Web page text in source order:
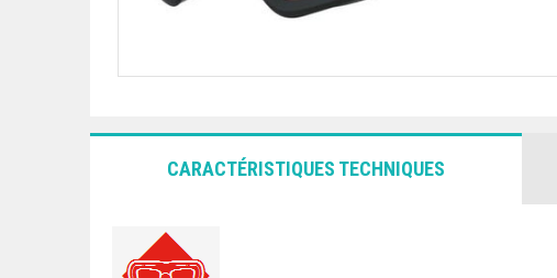
CARACTÉRISTIQUES TECHNIQUES